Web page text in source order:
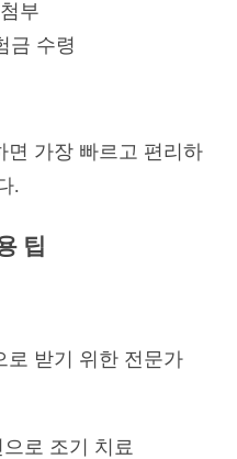
부
금 수령
면 가장 빠르고 편리하
.
팁
로 받기 위한 전문가
로 조기 치료